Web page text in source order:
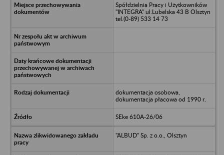
Spółdzielnia Pracy i Użytkowników
"INTEGRA" ul.Lubelska 43 B Olsztyn
tel.(0-89) 533 14 73
dokumentacja osobowa,
dokumentacja płacowa od 1990 r.
SEke 610A-26/06
"ALBUD" Sp. z o.o., Olsztyn